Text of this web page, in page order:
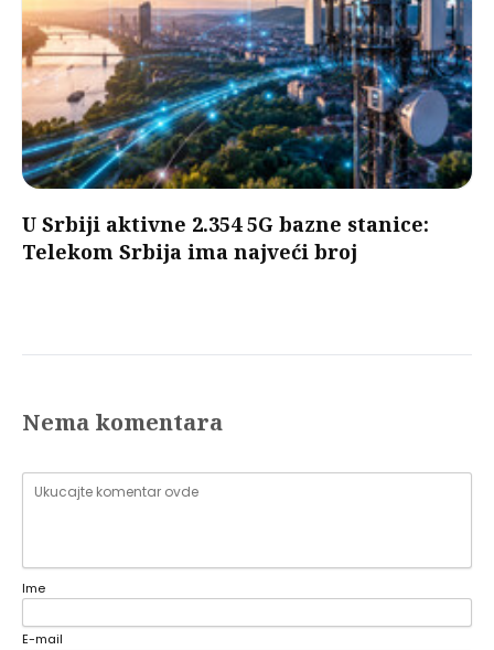
U Srbiji aktivne 2.354 5G bazne stanice:
Telekom Srbija ima najveći broj
Nema komentara
Ime
E-mail